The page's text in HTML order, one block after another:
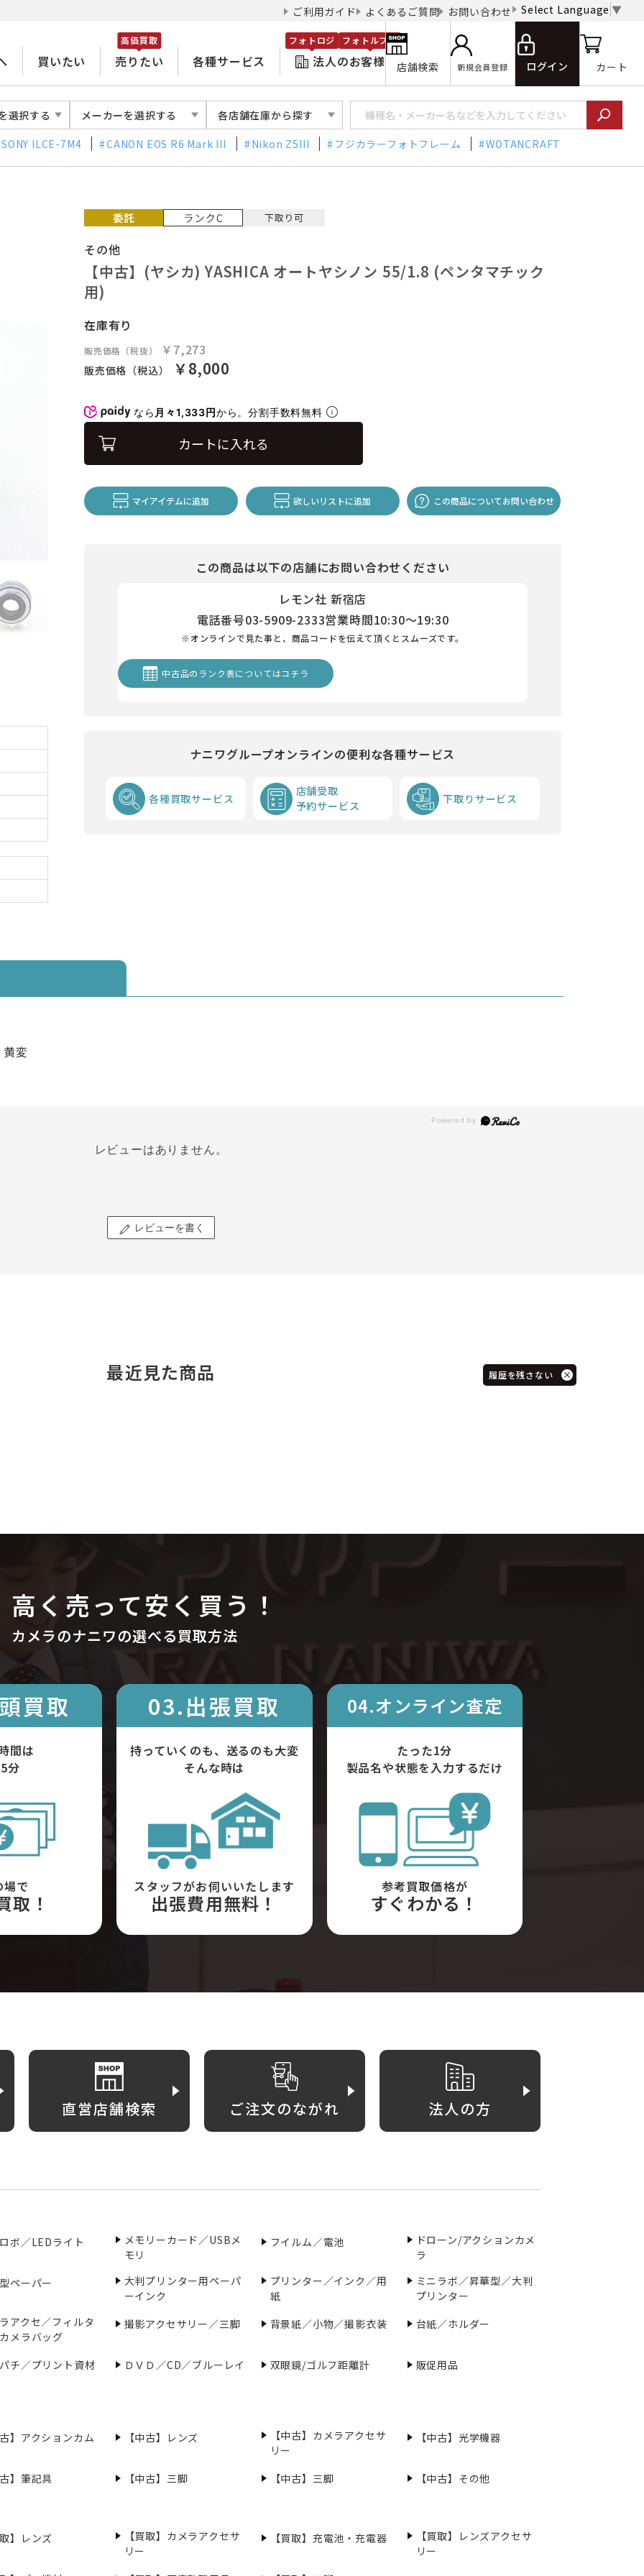
ご利用ガイド よくあるご質問 お問い合わせ Select Language ▼
買いたい 売りたい
高価買取
各種サービス 法人のお客様
フォトロジ フォトルプロ
店舗検索 新規会員登録 ログイン カート
選択する メーカーを選択する 各店舗在庫から探す
SONY ILCE-7M4 CANON EOS R6 Mark III Nikon Z5III フジカラーフォトフレーム WOTANCRAFT
その他
【中古】(ヤシカ) YASHICA オートヤシノン 55/1.8 (ペンタマチック
用)
在庫有り
販売価格（税抜） ￥7,273
販売価格（税込） ￥8,000
なら 月々1,333円から。分割手数料無料
カートに入れる
マイアイテムに追加 欲しいリストに追加 この商品についてお問い合わせ
この商品は以下の店舗にお問い合わせください
レモン社 新宿店
電話番号03-5909-2333営業時間10:30～19:30
※オンラインで見た事と、商品コードを伝えて頂くとスムーズです。
中古品のランク表についてはコチラ
ナニワグループオンラインの便利な各種サービス
各種買取サービス
店舗受取
予約サービス
下取りサービス
変
レビューはありません。
レビューを書く
最近見た商品 履歴を残さない
高く売って安く買う！
カメラのナニワの選べる買取方法
買取
間は
分
場で
取！
03.出張買取
持っていくのも、送るのも大変
そんな時は
スタッフがお伺いいたします
出張費用無料！
04.オンライン査定
たった1分
製品名や状態を入力するだけ
参考買取価格が
すぐわかる！
直営店舗検索 ご注文のながれ 法人の方
ボ／LEDライト
メモリーカード／USBメ
モリ
フイルム／電池
ドローン/アクションカメ
ラ
ペーパー
大判プリンター用ペーパ
ーインク
プリンター／インク／用
紙
ミニラボ／昇華型／大判
プリンター
アクセ／フィルタ
メラバッグ
撮影アクセサリー／三脚 背景紙／小物／撮影衣装 台紙／ホルダー
チ／プリント資材 ＤＶＤ／CD／ブルーレイ 双眼鏡/ゴルフ距離計 販促用品
】アクションカム 【中古】レンズ
【中古】カメラアクセサ
リー
【中古】光学機器
】筆記具 【中古】三脚 【中古】三脚 【中古】その他
】レンズ
【買取】カメラアクセサ
リー
【買取】充電池・充電器
【買取】レンズアクセサ
リー